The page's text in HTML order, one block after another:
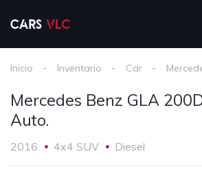
Inicio Inventario Car
Mercedes Benz GLA
Auto.
2016 4x4 SUV Diesel